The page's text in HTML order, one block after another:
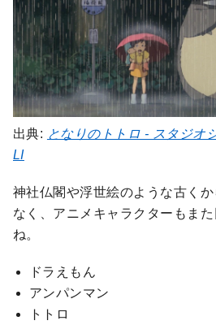
出典: となりのトトロ - スタジオ
LI
神社仏閣や浮世絵のような古く
なく、アニメキャラクターもま
ね。
ドラえもん
アンパンマン
トトロ